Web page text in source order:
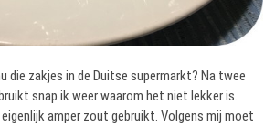
die zakjes in de Duitse supermarkt? Na twee
snap ik weer waarom het niet lekker is.
amper zout gebruikt. Volgens mij moet